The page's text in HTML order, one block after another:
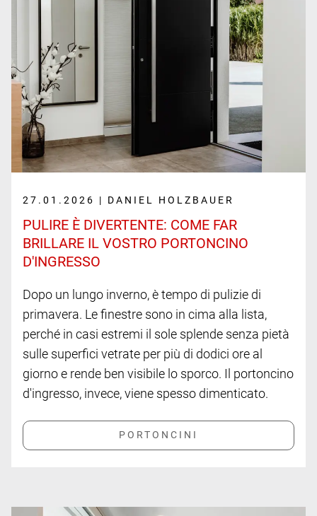
27.01.2026 | DANIEL HOLZBAUER
PULIRE È DIVERTENTE: COME FAR
BRILLARE IL VOSTRO PORTONCINO
D'INGRESSO
Dopo un lungo inverno, è tempo di pulizie di
primavera. Le finestre sono in cima alla lista,
perché in casi estremi il sole splende senza pietà
sulle superfici vetrate per più di dodici ore al
giorno e rende ben visibile lo sporco. Il portoncino
d'ingresso, invece, viene spesso dimenticato.